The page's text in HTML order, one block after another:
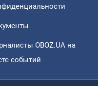
OBOZ.UA на
событий